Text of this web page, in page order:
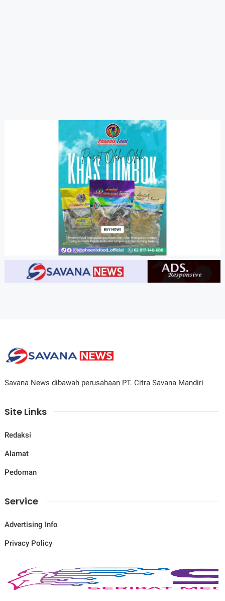
Savana News dibawah perusahaan PT. Citra Savana Mandiri
Site Links
Redaksi
Alamat
Pedoman
Service
Advertising Info
Privacy Policy